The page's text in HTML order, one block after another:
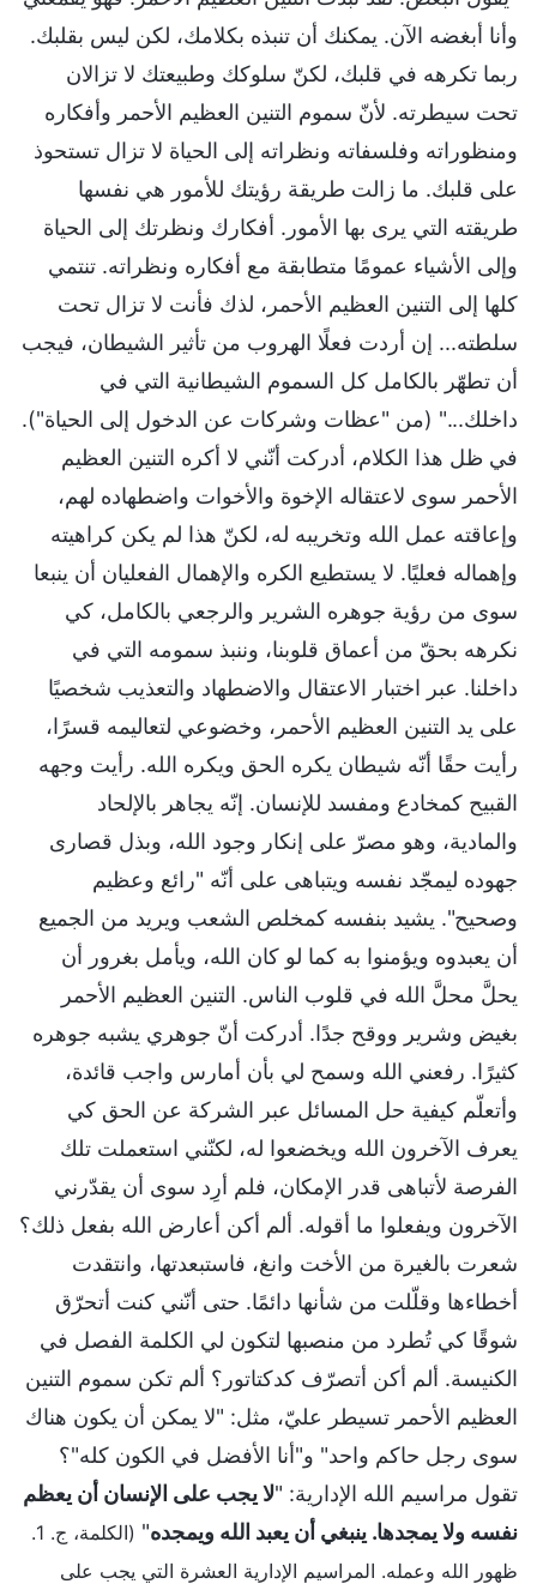
وأنا أبغضه الآن. يمكنك أن تنبذه بكلامك، لكن ليس بقلبك.
ربما تكرهه في قلبك، لكنّ سلوكك وطبيعتك لا تزالان
تحت سيطرته. لأنّ سموم التنين العظيم الأحمر وأفكاره
ومنظوراته وفلسفاته ونظراته إلى الحياة لا تزال تستحوذ
على قلبك. ما زالت طريقة رؤيتك للأمور هي نفسها
طريقته التي يرى بها الأمور. أفكارك ونظرتك إلى الحياة
وإلى الأشياء عمومًا متطابقة مع أفكاره ونظراته. تنتمي
كلها إلى التنين العظيم الأحمر، لذك فأنت لا تزال تحت
سلطته... إن أردت فعلًا الهروب من تأثير الشيطان، فيجب
أن تطهّر بالكامل كل السموم الشيطانية التي في
داخلك..." (من "عظات وشركات عن الدخول إلى الحياة").
في ظل هذا الكلام، أدركت أنّني لا أكره التنين العظيم
الأحمر سوى لاعتقاله الإخوة والأخوات واضطهاده لهم،
وإعاقته عمل الله وتخريبه له، لكنّ هذا لم يكن كراهيته
وإهماله فعليًا. لا يستطيع الكره والإهمال الفعليان أن ينبعا
سوى من رؤية جوهره الشرير والرجعي بالكامل، كي
نكرهه بحقّ من أعماق قلوبنا، وننبذ سمومه التي في
داخلنا. عبر اختبار الاعتقال والاضطهاد والتعذيب شخصيًا
على يد التنين العظيم الأحمر، وخضوعي لتعاليمه قسرًا،
رأيت حقًا أنّه شيطان يكره الحق ويكره الله. رأيت وجهه
القبيح كمخادع ومفسد للإنسان. إنّه يجاهر بالإلحاد
والمادية، وهو مصرّ على إنكار وجود الله، وبذل قصارى
جهوده ليمجّد نفسه ويتباهى على أنّه "رائع وعظيم
وصحيح". يشيد بنفسه كمخلص الشعب ويريد من الجميع
أن يعبدوه ويؤمنوا به كما لو كان الله، ويأمل بغرور أن
يحلَّ محلَّ الله في قلوب الناس. التنين العظيم الأحمر
بغيض وشرير ووقح جدًا. أدركت أنّ جوهري يشبه جوهره
كثيرًا. رفعني الله وسمح لي بأن أمارس واجب قائدة،
وأتعلّم كيفية حل المسائل عبر الشركة عن الحق كي
يعرف الآخرون الله ويخضعوا له، لكنّني استعملت تلك
الفرصة لأتباهى قدر الإمكان، فلم أرِد سوى أن يقدّرني
الآخرون ويفعلوا ما أقوله. ألم أكن أعارض الله بفعل ذلك؟
شعرت بالغيرة من الأخت وانغ، فاستبعدتها، وانتقدت
أخطاءها وقلّلت من شأنها دائمًا. حتى أنّني كنت أتحرّق
شوقًا كي تُطرد من منصبها لتكون لي الكلمة الفصل في
الكنيسة. ألم أكن أتصرّف كدكتاتور؟ ألم تكن سموم التنين
العظيم الأحمر تسيطر عليّ، مثل: "لا يمكن أن يكون هناك
سوى رجل حاكم واحد" و"أنا الأفضل في الكون كله"؟
تقول مراسيم الله الإدارية: "لا يجب على الإنسان أن يعظم
نفسه ولا يمجدها. ينبغي أن يعبد الله ويمجده"
(الكلمة، ج. 1.
ظهور الله وعمله. المراسيم الإدارية العشرة التي يجب على